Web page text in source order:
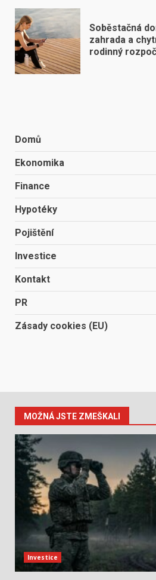
Soběstačná
zahrada a
rodinný
Domů
Ekonomika
Finance
Hypotéky
Pojištění
Investice
Kontakt
PR
Zásady cookies (EU)
MOŽNÁ JSTE ZMEŠKALI
Investice